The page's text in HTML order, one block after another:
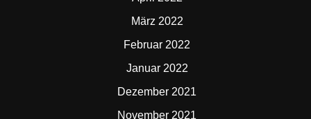
März 2022
Februar 2022
Januar 2022
Dezember 2021
November 2021